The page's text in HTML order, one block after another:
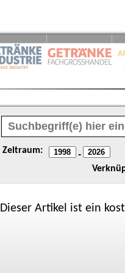
Zeitraum: -
Dieser Artikel ist ein